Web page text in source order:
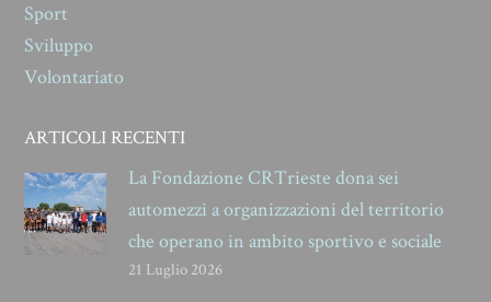
Sport
Sviluppo
Volontariato
ARTICOLI RECENTI
La Fondazione CRTrieste dona sei
automezzi a organizzazioni del territorio
che operano in ambito sportivo e sociale
21 Luglio 2026